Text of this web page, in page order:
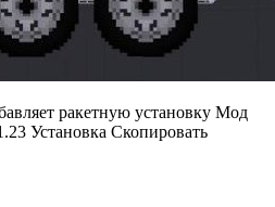
ракетную установку Мод
Установка Скопировать